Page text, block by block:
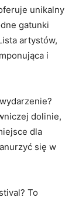
unikalny
gatunki
artystów,
i
dolinie,
dla
się w
To